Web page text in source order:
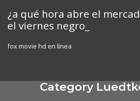
content
¿a qué hora abre el
el viernes negro_
fox movie hd en línea
Category